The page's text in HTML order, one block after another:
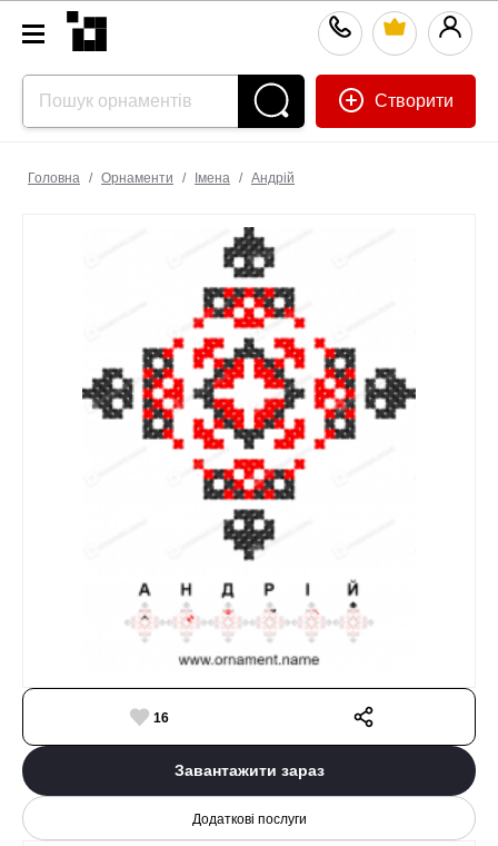
Створити
Головна / Орнаменти / Імена / Андрій
16
Завантажити зараз
Додаткові послуги